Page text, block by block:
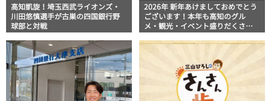
高知凱旋！埼玉西武ライオンズ・
川田悠慎選手が古巣の四国銀行野
球部と対戦
2026年 新年あけましておめでとう
ございます！本年も高知のグル
メ・観光・イベント盛りだくさん
願いします